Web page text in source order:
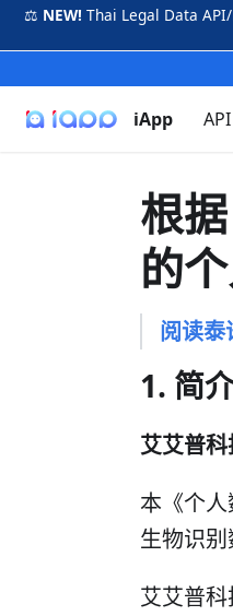
⚖️ NEW! Thai Legal Data
iApp
根
的
阅读
1. 简
艾艾普
本《个
生物识别
艾艾普